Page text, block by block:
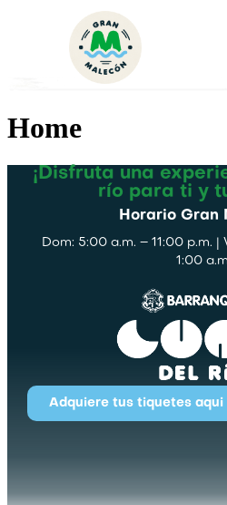
Home
¡Disfruta una
río para ti y
Horario Gran
Dom: 5:00 a.m. – 11:00 p.m.
1:00
Adquiere tus tiquetes aqui